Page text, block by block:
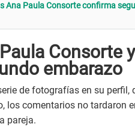
Ana Paula Consorte confirma
Consorte y
embarazo
de fotografías en su perfil,
los comentarios no tardaron
pareja.